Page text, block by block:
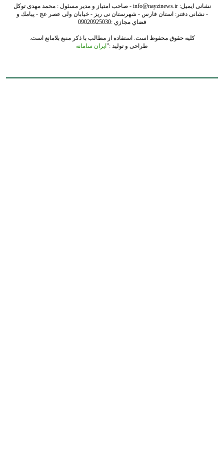
نشانی ایمیل: info@nayzinews.ir - صاحب امتیاز و مدیر مسئول : محمد مهدی توکل
- نشانی دفتر: استان فارس - شهرستان نی ریز - خیابان ولی عصر عج - پيامك و
فضاي مجازي :09020925030
کلیه حقوق محفوظ است. استفاده از مطالب با ذکر منبع بلامانع است.
طراحی و تولید :"ایران سامانه